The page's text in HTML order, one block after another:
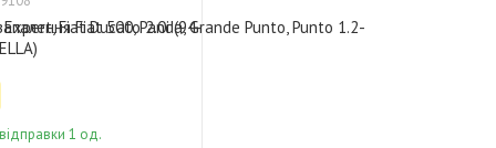
Expert, Fiat Ducato 2.0i (94-
Fiat 500, Panda, Grande Punto, Punto 1.2-
1 од.